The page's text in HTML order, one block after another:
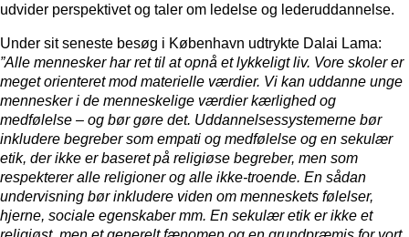
udvider perspektivet og taler om ledelse og lederuddannelse.
Under sit seneste besøg i København udtrykte Dalai Lama:
”Alle mennesker har ret til at opnå et lykkeligt liv. Vore skoler er
meget orienteret mod materielle værdier. Vi kan uddanne unge
mennesker i de menneskelige værdier kærlighed og
medfølelse – og bør gøre det. Uddannelsessystemerne bør
inkludere begreber som empati og medfølelse og en sekulær
etik, der ikke er baseret på religiøse begreber, men som
respekterer alle religioner og alle ikke-troende. En sådan
undervisning bør inkludere viden om menneskets følelser,
hjerne, sociale egenskaber mm. En sekulær etik er ikke et